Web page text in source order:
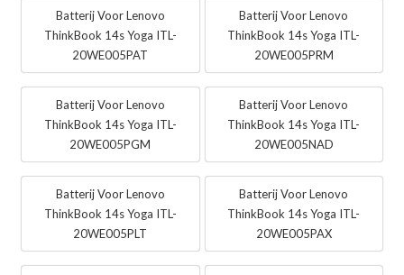
Batterij Voor Lenovo
ThinkBook 14s Yoga ITL-
20WE005PAT
Batterij Voor Lenovo
ThinkBook 14s Yoga ITL-
20WE005PRM
Batterij Voor Lenovo
ThinkBook 14s Yoga ITL-
20WE005PGM
Batterij Voor Lenovo
ThinkBook 14s Yoga ITL-
20WE005NAD
Batterij Voor Lenovo
ThinkBook 14s Yoga ITL-
20WE005PLT
Batterij Voor Lenovo
ThinkBook 14s Yoga ITL-
20WE005PAX